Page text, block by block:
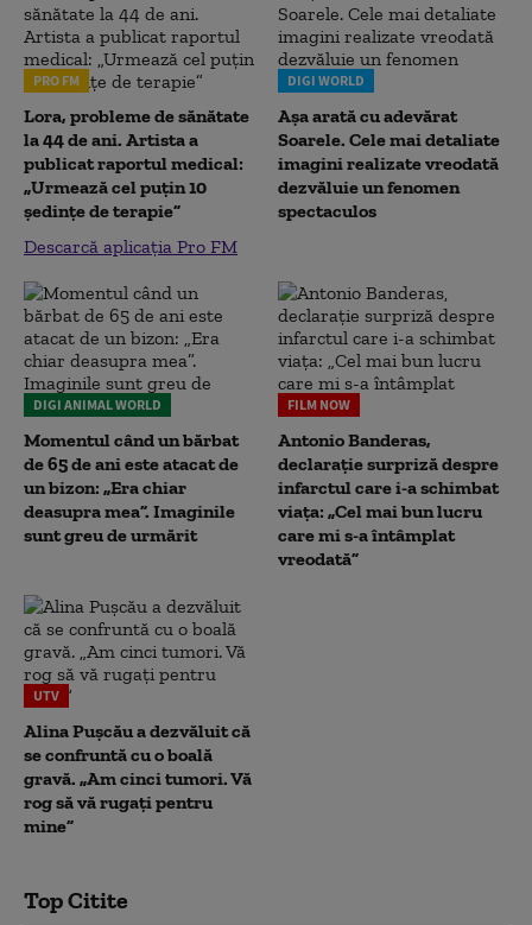
PRO FM
Lora, probleme de sănătate
la 44 de ani. Artista a
publicat raportul medical:
„Urmează cel puțin 10
ședințe de terapie”
Descarcă aplicația Pro FM
DIGI WORLD
Așa arată cu adevărat
Soarele. Cele mai detaliate
imagini realizate vreodată
dezvăluie un fenomen
spectaculos
DIGI ANIMAL WORLD
Momentul când un bărbat
de 65 de ani este atacat de
un bizon: „Era chiar
deasupra mea”. Imaginile
sunt greu de urmărit
FILM NOW
Antonio Banderas,
declarație surpriză despre
infarctul care i-a schimbat
viața: „Cel mai bun lucru
care mi s-a întâmplat
vreodată”
UTV
Alina Pușcău a dezvăluit că
se confruntă cu o boală
gravă. „Am cinci tumori. Vă
rog să vă rugați pentru
mine”
Top Citite